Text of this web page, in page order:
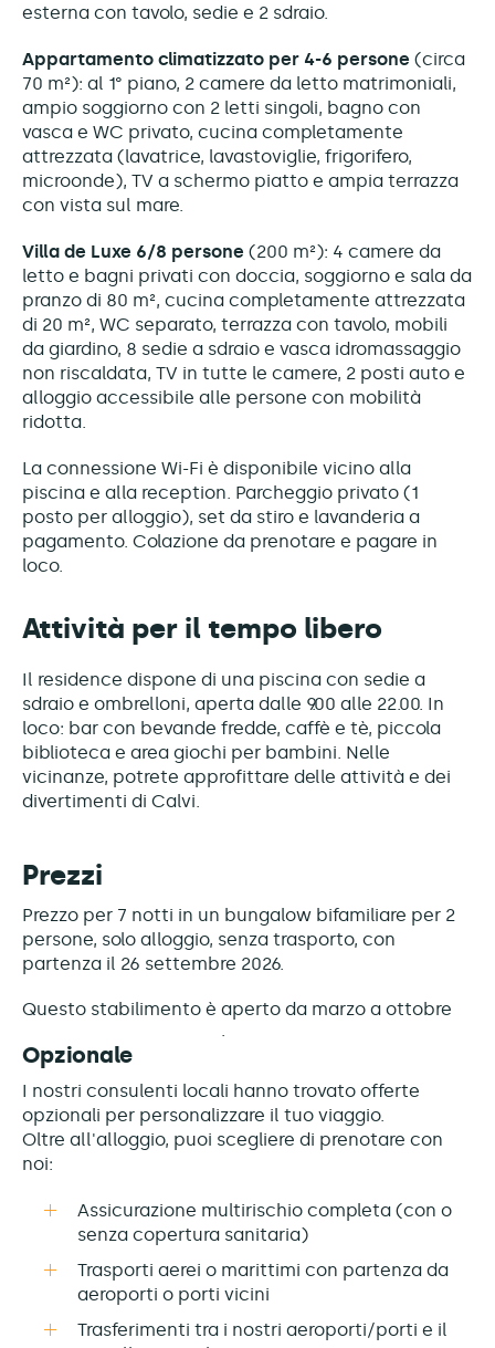
esterna con tavolo, sedie e 2 sdraio.
Appartamento climatizzato per 4-6 persone (circa
70 m²): al 1° piano, 2 camere da letto matrimoniali,
ampio soggiorno con 2 letti singoli, bagno con
vasca e WC privato, cucina completamente
attrezzata (lavatrice, lavastoviglie, frigorifero,
microonde), TV a schermo piatto e ampia terrazza
con vista sul mare.
Villa de Luxe 6/8 persone (200 m²): 4 camere da
letto e bagni privati con doccia, soggiorno e sala da
pranzo di 80 m², cucina completamente attrezzata
di 20 m², WC separato, terrazza con tavolo, mobili
da giardino, 8 sedie a sdraio e vasca idromassaggio
non riscaldata, TV in tutte le camere, 2 posti auto e
alloggio accessibile alle persone con mobilità
ridotta.
La connessione Wi-Fi è disponibile vicino alla
piscina e alla reception. Parcheggio privato (1
posto per alloggio), set da stiro e lavanderia a
pagamento. Colazione da prenotare e pagare in
loco.
Attività per il tempo libero
Il residence dispone di una piscina con sedie a
sdraio e ombrelloni, aperta dalle 9.00 alle 22.00. In
loco: bar con bevande fredde, caffè e tè, piccola
biblioteca e area giochi per bambini. Nelle
vicinanze, potrete approfittare delle attività e dei
divertimenti di Calvi.
Prezzi
Prezzo per 7 notti in un bungalow bifamiliare per 2
persone, solo alloggio, senza trasporto, con
partenza il 26 settembre 2026.
Questo stabilimento è aperto da marzo a ottobre
Opzionale
I nostri consulenti locali hanno trovato offerte
opzionali per personalizzare il tuo viaggio.
Oltre all'alloggio, puoi scegliere di prenotare con
noi:
Assicurazione multirischio completa (con o
senza copertura sanitaria)
Trasporti aerei o marittimi con partenza da
aeroporti o porti vicini
Trasferimenti tra i nostri aeroporti/porti e il